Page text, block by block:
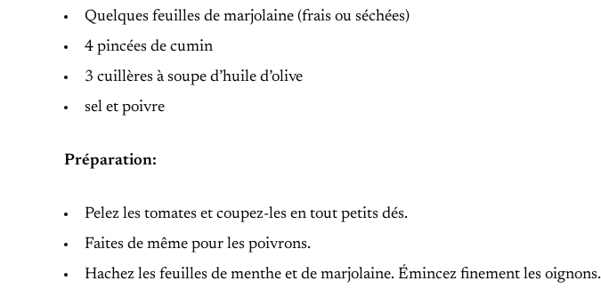
Quelques feuilles de marjolaine (frais ou séchées)
4 pincées de cumin
3 cuillères à soupe d’huile d’olive
sel et poivre
Préparation:
Pelez les tomates et coupez-les en tout petits dés.
Faites de même pour les poivrons.
Hachez les feuilles de menthe et de marjolaine. Émincez finement les oignons.